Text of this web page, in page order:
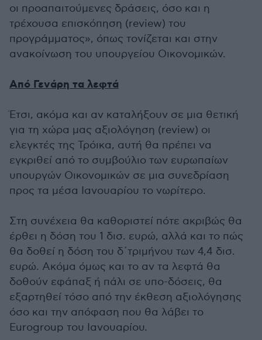
οι προαπαιτούμενες δράσεις, όσο και η
τρέχουσα επισκόπηση (review) του
προγράμματος», όπως τονίζεται και στην
ανακοίνωση του υπουργείου Οικονομικών.
Από Γενάρη τα λεφτά
Έτσι, ακόμα και αν καταλήξουν σε μια θετική
για τη χώρα μας αξιολόγηση (review) οι
ελεγκτές της Τρόικα, αυτή θα πρέπει να
εγκριθεί από το συμβούλιο των ευρωπαίων
υπουργών Οικονομικών σε μια συνεδρίαση
προς τα μέσα Ιανουαρίου το νωρίτερο.
Στη συνέχεια θα καθοριστεί πότε ακριβώς θα
έρθει η δόση του 1 δισ. ευρώ, αλλά και το πώς
θα δοθεί η δόση του δ΄τριμήνου των 4,4 δισ.
ευρώ. Ακόμα όμως και το αν τα λεφτά θα
δοθούν εφάπαξ ή πάλι σε υπο-δόσεις, θα
εξαρτηθεί τόσο από την έκθεση αξιολόγησης
όσο και την απόφαση που θα λάβει το
Eurogroup του Ιανουαρίου.